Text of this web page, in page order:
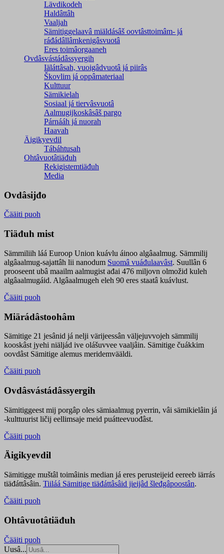
Lävdikodeh
Haldâttâh
Vaaljah
Sämitiggelaavâ miäldásâš oovtâsttoimâm- já
ráđádâllâmkenigâsvuotâ
Eres toimâorgaaneh
Ovdâsvástádâssyergih
Iäláttâsah, vuoigâdvuotâ já piirâs
Škovlim já oppâmateriaal
Kulttuur
Sämikielah
Sosiaal já tiervâsvuotâ
Aalmugijkoskâsâš pargo
Párnááh já nuorah
Haavah
Äigikyevdil
Tábáhtusah
Ohtâvuotâtiäđuh
Rekigistemtiäđuh
Media
Ovdâsijđo
Čääiti puoh
Tiäđuh mist
Sämmiliih láá Euroop Union kuávlu áinoo algâaalmug. Sämmilij
algâaalmug-sajattâh lii nanodum Suomâ vuáđulaavâst. Suullân 6
prooseent ubâ maailm aalmugist ađai 476 miljovn olmožid kuleh
algâaalmugáid. Algâaalmugeh eleh 90 eres staatâ kuávlust.
Čääiti puoh
Miärádâstoohâm
Sämitige 21 jesânid já nelji värijeessân väljejuvvojeh sämmilij
kooskâst jyehi niäljád ive olášuvvee vaaljâin. Sämitige čuákkim
oovdâst Sämitige alemus meridemvääldi.
Čääiti puoh
Ovdâsvástádâssyergih
Sämitiggeest mij porgâp oles sämiaalmug pyerrin, vâi sämikielâin já
-kulttuurist ličij eellimsaje meid puátteevuođâst.
Čääiti puoh
Äigikyevdil
Sämitigge muštâl toimâinis median já eres perusteijeid eereeb iärrás
tiäđáttâsâin. Tiiláá Sämitige tiäđáttâsâid jieijâd šleđgâpoostân.
Čääiti puoh
Ohtâvuotâtiäđuh
Čääiti puoh
Uusâ...